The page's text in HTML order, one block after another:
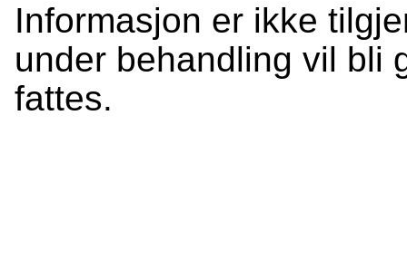
Informasjon er ikke
under behandling vil bli
fattes.